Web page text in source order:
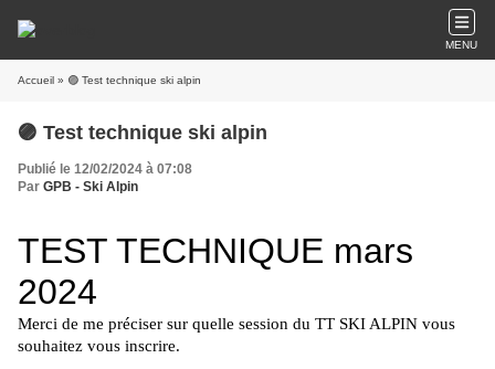
MENU
Accueil » 🟣 Test technique ski alpin
🟣 Test technique ski alpin
Publié le 12/02/2024 à 07:08
Par GPB - Ski Alpin